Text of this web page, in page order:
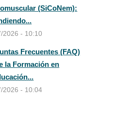
(SiCoNem):
2026 - 10:10
Frecuentes (FAQ)
la Formación en
2026 - 10:04